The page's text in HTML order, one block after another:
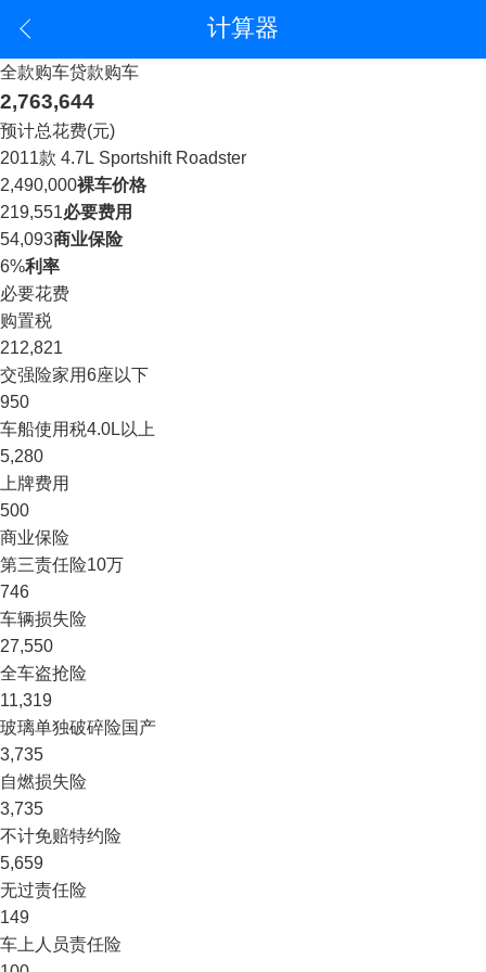
计算器
全款购车贷款购车
2,763,644
预计总花费(元)
2011款 4.7L Sportshift Roadster
2,490,000裸车价格
219,551必要费用
54,093商业保险
6%利率
必要花费
购置税
212,821
交强险家用6座以下
950
车船使用税4.0L以上
5,280
上牌费用
500
商业保险
第三责任险10万
746
车辆损失险
27,550
全车盗抢险
11,319
玻璃单独破碎险国产
3,735
自燃损失险
3,735
不计免赔特约险
5,659
无过责任险
149
车上人员责任险